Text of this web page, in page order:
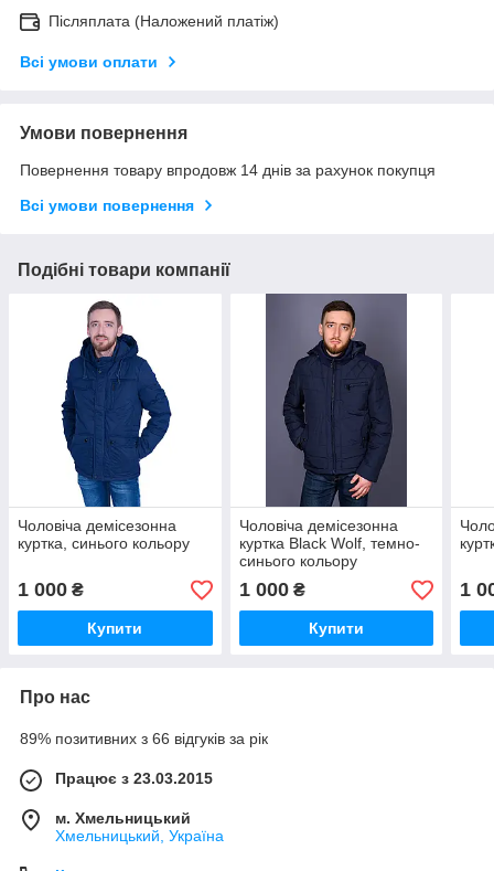
Післяплата (Наложений платіж)
Всі умови оплати
Умови повернення
Повернення товару впродовж 14 днів за рахунок покупця
Всі умови повернення
Подібні товари компанії
Чоловіча демісезонна
куртка, синього кольору
1 000 ₴
Купити
Чоловіча демісезонна
куртка Black Wolf, темно-
синього кольору
1 000₴
Купити
1
Про нас
89% позитивних з 66 відгуків за рік
Працює з 23.03.2015
м. Хмельницький
Хмельницький, Україна